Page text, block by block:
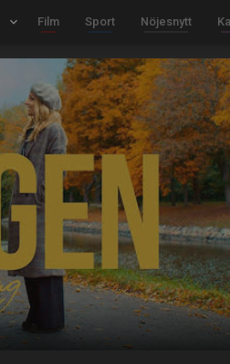
keyboard_arrow_down Film Sport Nöjesnytt